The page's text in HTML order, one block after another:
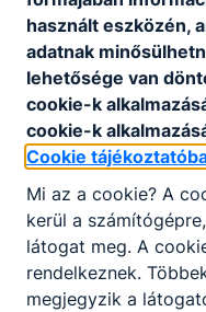
első féléve 2026.
január 23-ig tart.
Az iskolák 2026.
január 30-ig
értesítik a
tanulókat, ill.
szüleiket az első
félévben elért
tanulmányi
eredményekről.
használt eszközén,
adatnak
lehetősége van
cookie-k
cookie-k
Cookie
Mi az a cookie? A
kerül a
látogat meg. A
rendelkeznek.
megjegyzik a